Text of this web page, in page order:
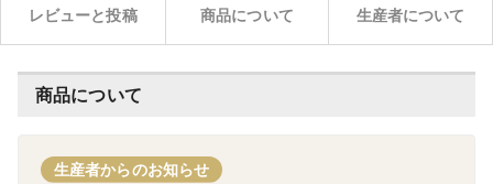
レビューと投稿 商品について 生産者について
商品について
生産者からのお知らせ